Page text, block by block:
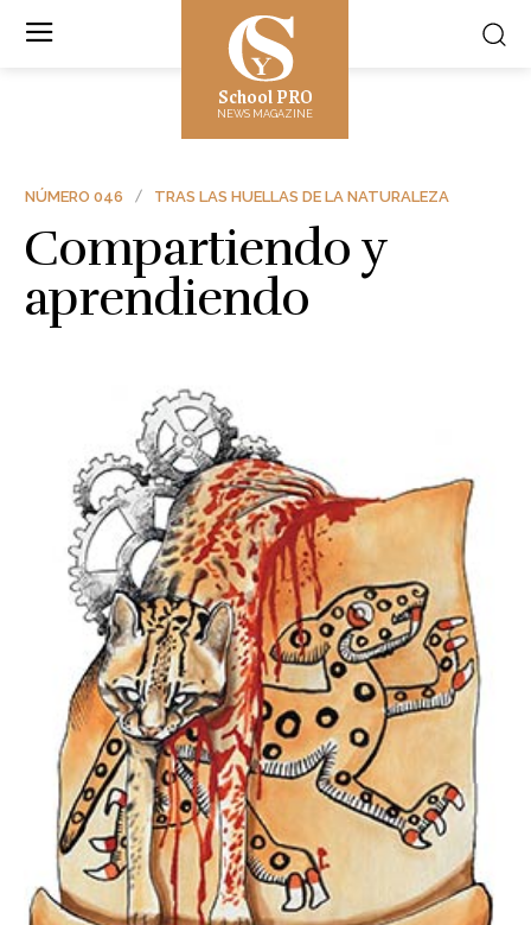
School PRO
NEWS MAGAZINE
NÚMERO 046 TRAS LAS HUELLAS DE LA NATURALEZA
Compartiendo y
aprendiendo